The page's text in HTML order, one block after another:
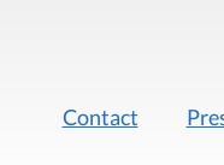
Contact